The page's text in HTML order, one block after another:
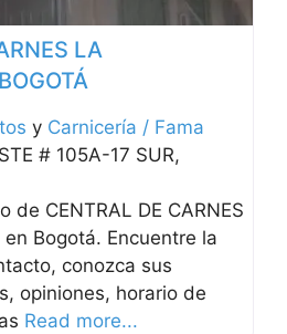
LA
y Carnicería / Fama
# 105A-17 SUR,
de CENTRAL DE CARNES
en Bogotá. Encuentre la
conozca sus
opiniones, horario de
Read more...